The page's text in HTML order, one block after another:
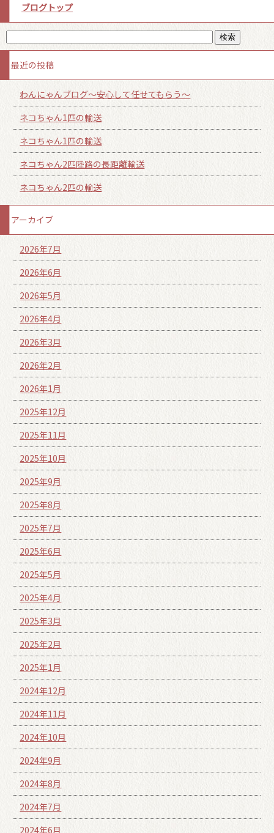
ブログトップ
最近の投稿
わんにゃんブログ～安心して任せてもらう～
ネコちゃん1匹の輸送
ネコちゃん1匹の輸送
ネコちゃん2匹陸路の長距離輸送
ネコちゃん2匹の輸送
アーカイブ
2026年7月
2026年6月
2026年5月
2026年4月
2026年3月
2026年2月
2026年1月
2025年12月
2025年11月
2025年10月
2025年9月
2025年8月
2025年7月
2025年6月
2025年5月
2025年4月
2025年3月
2025年2月
2025年1月
2024年12月
2024年11月
2024年10月
2024年9月
2024年8月
2024年7月
2024年6月